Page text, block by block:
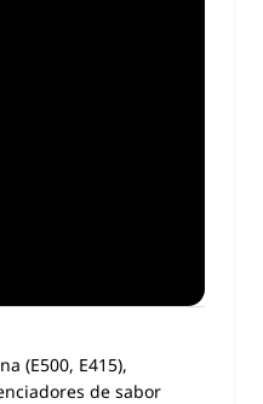
(E500, E415),
de sabor